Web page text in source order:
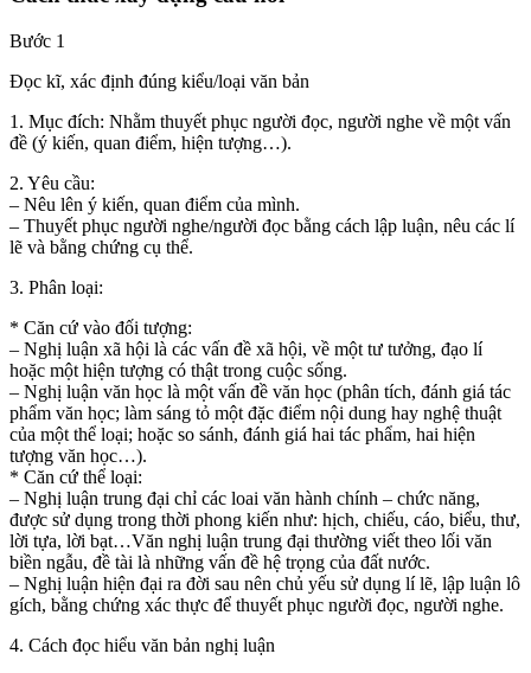
Bước 1
Đọc kĩ, xác định đúng kiểu/loại văn bản
1. Mục đích: Nhằm thuyết phục người đọc, người nghe về một vấn
đề (ý kiến, quan điểm, hiện tượng…).
2. Yêu cầu:
– Nêu lên ý kiến, quan điểm của mình.
– Thuyết phục người nghe/người đọc bằng cách lập luận, nêu các lí
lẽ và bằng chứng cụ thể.
3. Phân loại:
* Căn cứ vào đối tượng:
– Nghị luận xã hội là các vấn đề xã hội, về một tư tưởng, đạo lí
hoặc một hiện tượng có thật trong cuộc sống.
– Nghị luận văn học là một vấn đề văn học (phân tích, đánh giá tác
phẩm văn học; làm sáng tỏ một đặc điểm nội dung hay nghệ thuật
của một thể loại; hoặc so sánh, đánh giá hai tác phẩm, hai hiện
tượng văn học…).
* Căn cứ thể loại:
– Nghị luận trung đại chỉ các loai văn hành chính – chức năng,
được sử dụng trong thời phong kiến như: hịch, chiếu, cáo, biểu, thư,
lời tựa, lời bạt…Văn nghị luận trung đại thường viết theo lối văn
biền ngẫu, đề tài là những vấn đề hệ trọng của đất nước.
– Nghị luận hiện đại ra đời sau nên chủ yếu sử dụng lí lẽ, lập luận lô
gích, bằng chứng xác thực để thuyết phục người đọc, người nghe.
4. Cách đọc hiểu văn bản nghị luận